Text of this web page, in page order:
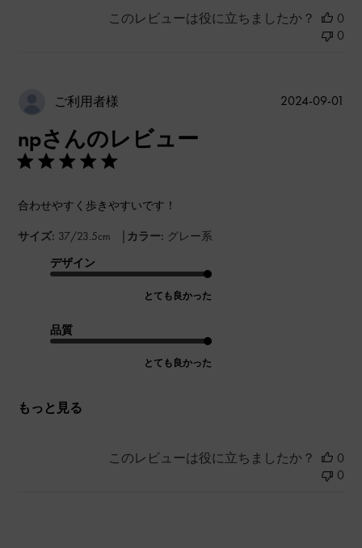
このレビューは役に立ちましたか？
0
0
ご利用者様
npさんのレビュー
合わせやすく歩きやすいです！
サイズ: 37/23.5cm | カラー: グレー系
デザイン
とても良かった
品質
とても良かった
もっと見る
2024-09-01
このレビューは役に立ちましたか？
0
0